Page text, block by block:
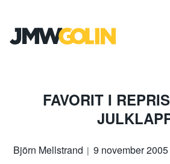
innehåll
FAVORIT I
Björn Mellstrand 9 november 2005